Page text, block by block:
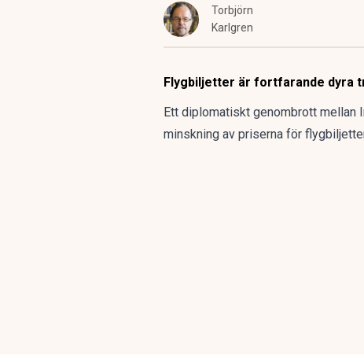
Torbjörn
Karlgren
Flygbiljetter är fortfarande dyra
Ett diplomatiskt genombrott mellan
minskning av priserna för